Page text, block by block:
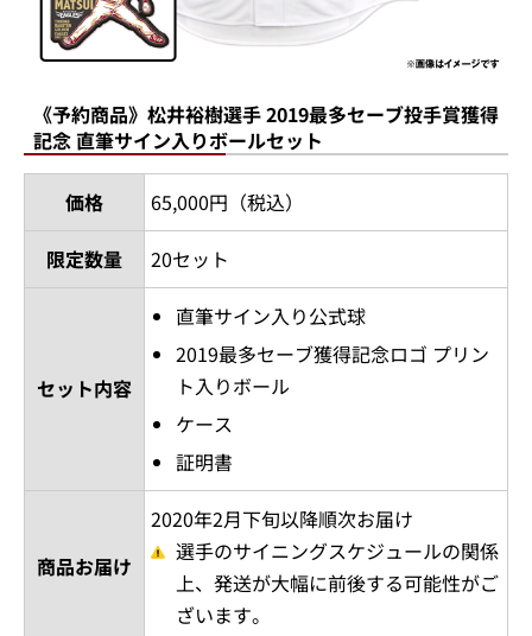
《予約商品》松井裕樹選手 2019最多セーブ投手賞獲得
記念 直筆サイン入りボールセット
価格
65,000円（税込）
限定数量
20セット
セット内容
直筆サイン入り公式球
2019最多セーブ獲得記念ロゴ プリン
ト入りボール
ケース
証明書
商品お届け
2020年2月下旬以降順次お届け
選手のサイニングスケジュールの関係
上、発送が大幅に前後する可能性がご
ざいます。